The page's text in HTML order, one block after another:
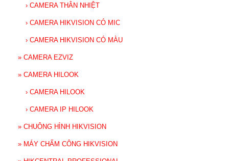
› CAMERA THÂN NHIỆT
› CAMERA HIKVISION CÓ MIC
› CAMERA HIKVISION CÓ MÀU
» CAMERA EZVIZ
» CAMERA HILOOK
› CAMERA HILOOK
› CAMERA IP HILOOK
» CHUÔNG HÌNH HIKVISION
» MÁY CHẤM CÔNG HIKVISION